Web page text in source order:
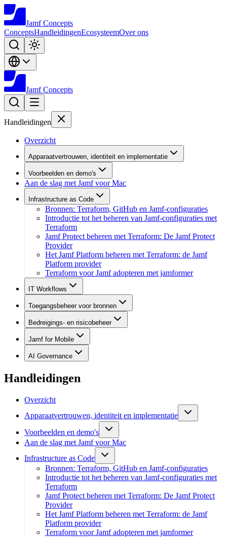
Jamf Concepts
ConceptsHandleidingenEcosysteemOver ons
Jamf Concepts
Handleidingen
Overzicht
Apparaatvertrouwen, identiteit en implementatie
Voorbeelden en demo's
Aan de slag met Jamf voor Mac
Infrastructure as Code
Bronnen: Terraform, GitHub en Jamf-configuraties
Introductie tot het beheren van Jamf-configuraties met
Terraform
Jamf Protect beheren met Terraform: De Jamf Protect
Provider
Het Jamf Platform beheren met Terraform: de Jamf
Platform provider
Terraform voor Jamf adopteren met jamformer
IT Workflows
Toegangsbeheer voor bronnen
Bedreigings- en risicobeheer
Jamf for Mobile
AI Governance
Handleidingen
Overzicht
Apparaatvertrouwen, identiteit en implementatie
Voorbeelden en demo's
Aan de slag met Jamf voor Mac
Infrastructure as Code
Bronnen: Terraform, GitHub en Jamf-configuraties
Introductie tot het beheren van Jamf-configuraties met
Terraform
Jamf Protect beheren met Terraform: De Jamf Protect
Provider
Het Jamf Platform beheren met Terraform: de Jamf
Platform provider
Terraform voor Jamf adopteren met jamformer